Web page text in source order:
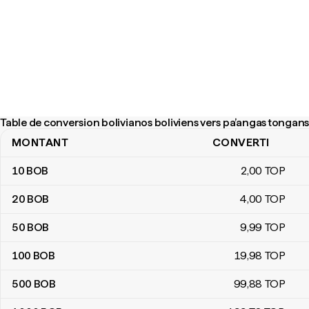
Table de conversion bolivianos boliviens vers pa’angas tongans
Table de conversion bolivianos boliviens vers pa’angas tongans
MONTANT CONVERTI
10 BOB 2,00 TOP
20 BOB 4,00 TOP
50 BOB 9,99 TOP
100 BOB 19,98 TOP
500 BOB 99,88 TOP